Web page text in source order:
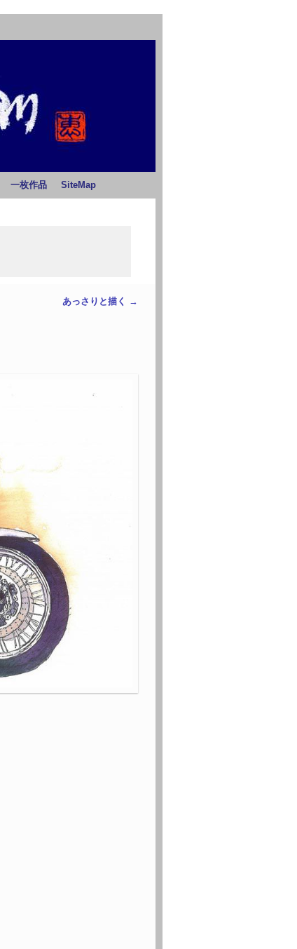
一枚作品 SiteMap
あっさりと描く →